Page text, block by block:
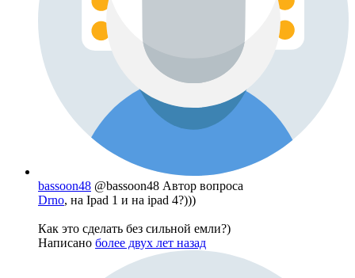
bassoon48 @bassoon48 Автор вопроса
Drno, на Ipad 1 и на ipad 4?)))
Как это сделать без сильной емли?)
Написано более двух лет назад